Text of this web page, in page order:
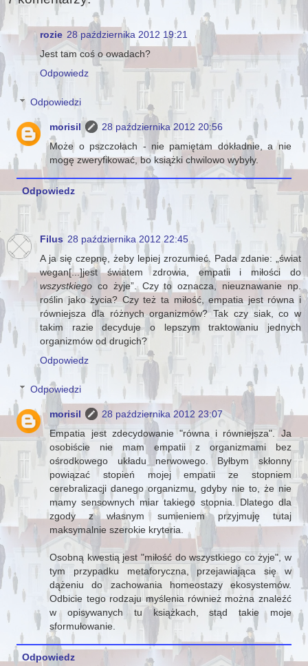
rozie 28 października 2012 19:21
Jest tam coś o owadach?
Odpowiedz
Odpowiedzi
morisil
28 października 2012 20:56
Może o pszczołach - nie pamiętam dokładnie, a nie
mogę zweryfikować, bo książki chwilowo wybyły.
Odpowiedz
Filus 28 października 2012 22:45
A ja się czepnę, żeby lepiej zrozumieć. Pada zdanie: „świat
wegan[...]jest światem zdrowia, empatii i miłości do
wszystkiego co żyje”. Czy to oznacza, nieuznawanie np.
roślin jako życia? Czy też ta miłość, empatia jest równa i
równiejsza dla różnych organizmów? Tak czy siak, co w
takim razie decyduje o lepszym traktowaniu jednych
organizmów od drugich?
Odpowiedz
Odpowiedzi
morisil
28 października 2012 23:07
Empatia jest zdecydowanie "równa i równiejsza". Ja
osobiście nie mam empatii z organizmami bez
ośrodkowego układu nerwowego. Byłbym skłonny
powiązać stopień mojej empatii ze stopniem
cerebralizacji danego organizmu, gdyby nie to, że nie
mamy sensownych miar takiego stopnia. Dlatego dla
zgody z własnym sumieniem przyjmuję tutaj
maksymalnie szerokie kryteria.
Osobną kwestią jest "miłość do wszystkiego co żyje", w
tym przypadku metaforyczna, przejawiająca się w
dążeniu do zachowania homeostazy ekosystemów.
Odbicie tego rodzaju myślenia również można znaleźć
w opisywanych tu książkach, stąd takie moje
sformułowanie.
Odpowiedz